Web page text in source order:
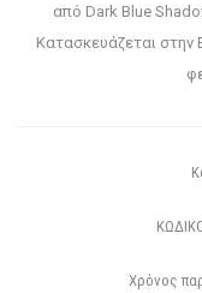
από Dark Blue
Κατασκευάζεται στην
Χρόνος